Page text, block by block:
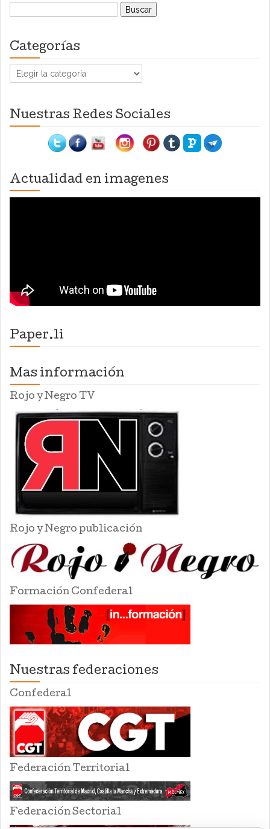
Buscar:
Categorías
Categorías
Nuestras Redes Sociales
Actualidad en imagenes
Paper.li
Mas información
Rojo y Negro TV
Rojo y Negro publicación
Formación Confederal
Nuestras federaciones
Confederal
Federación Territorial
Federación Sectorial